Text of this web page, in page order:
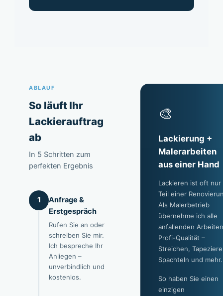
ABLAUF
So läuft Ihr
Lackierauftrag
ab
In 5 Schritten zum
perfekten Ergebnis
1
Anfrage &
Erstgespräch
Rufen Sie an oder
schreiben Sie mir.
Ich bespreche Ihr
Anliegen –
unverbindlich und
kostenlos.
🎨
Lackierung +
Malerarbeiten
aus einer Hand
Lackieren ist oft nur
Teil einer
Als Malerbetrieb
übernehme ich alle
anfallenden
Profi-Qualität –
Streichen,
Spachteln und mehr.
So haben Sie einen
einzigen